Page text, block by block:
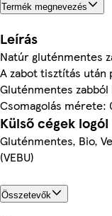
Termék megnevezés
Leírás
Natúr gluténmentes
A zabot tisztítás után
Gluténmentes zabból
Csomagolás mérete:
Külső cégek logói
Gluténmentes, Bio,
(VEBU)
Összetevők